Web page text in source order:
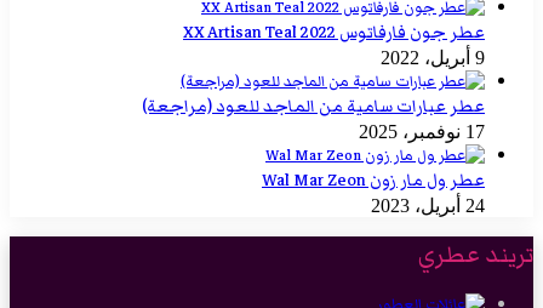
عطر جون فارفاتوس 2022 XX Artisan Teal
9 أبريل، 2022
عطر عبارات سامية من الماجد للعود (مراجعة)
17 نوفمبر، 2025
عطر ول مار زون Wal Mar Zeon
24 أبريل، 2023
تريند عطري